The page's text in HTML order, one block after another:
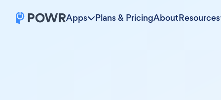
Apps Plans & PricingAboutResources